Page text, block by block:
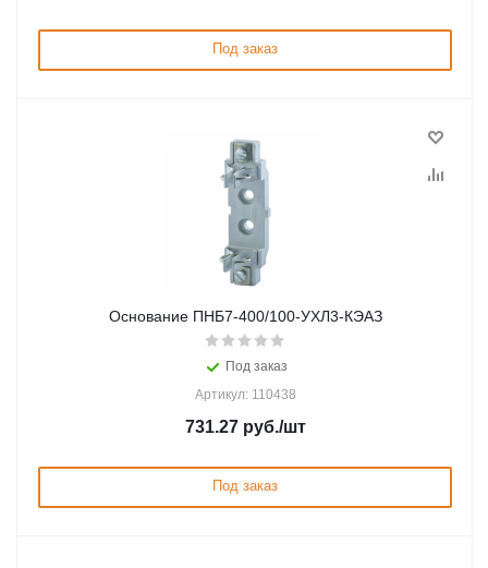
Под заказ
Основание ПНБ7-400/100-УХЛ3-КЭАЗ
Под заказ
Артикул: 110438
731.27руб./шт
Под заказ